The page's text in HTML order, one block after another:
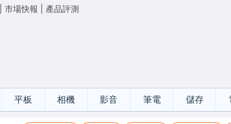
市場快報 產品評測
平板 相機 影音 筆電 儲存